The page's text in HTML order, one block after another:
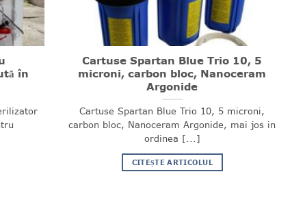
în
Cartuse Spartan Blue Trio 10, 5
microni, carbon bloc, Nanoceram
Argonide
Cartuse Spartan Blue Trio 10, 5 microni,
carbon bloc, Nanoceram Argonide, mai jos in
ordinea [...]
CITEȘTE ARTICOLUL